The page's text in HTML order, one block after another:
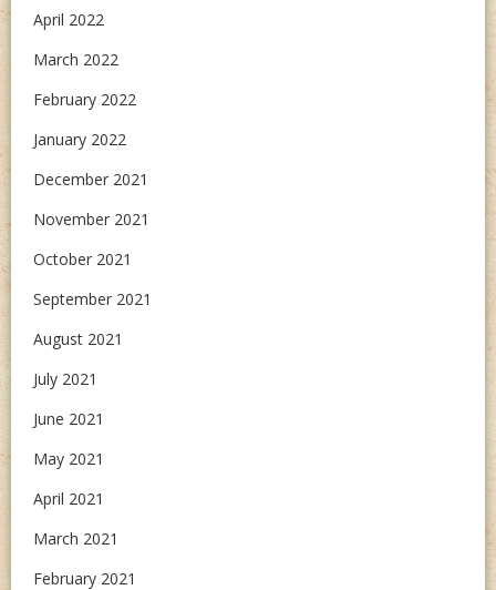
April 2022
March 2022
February 2022
January 2022
December 2021
November 2021
October 2021
September 2021
August 2021
July 2021
June 2021
May 2021
April 2021
March 2021
February 2021